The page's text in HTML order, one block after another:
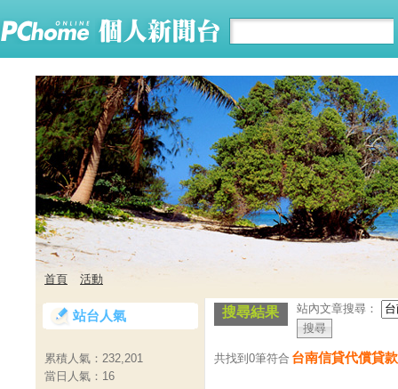
首頁 活動
搜尋結果 站內文章搜尋：
共找到0筆符合 台南信貸代償貸
站台人氣
累積人氣： 232,201
當日人氣： 16